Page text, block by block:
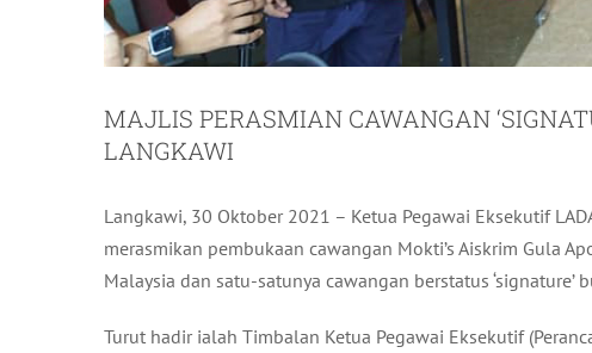
MAJLIS PERASMIAN CAWANGAN
LANGKAWI
Langkawi, 30 Oktober 2021 – Ketua Pegawai Eksekutif
merasmikan pembukaan cawangan Mokti’s Aiskrim Gula
Malaysia dan satu-satunya cawangan berstatus ‘signature’
Turut hadir ialah Timbalan Ketua Pegawai Eksekutif